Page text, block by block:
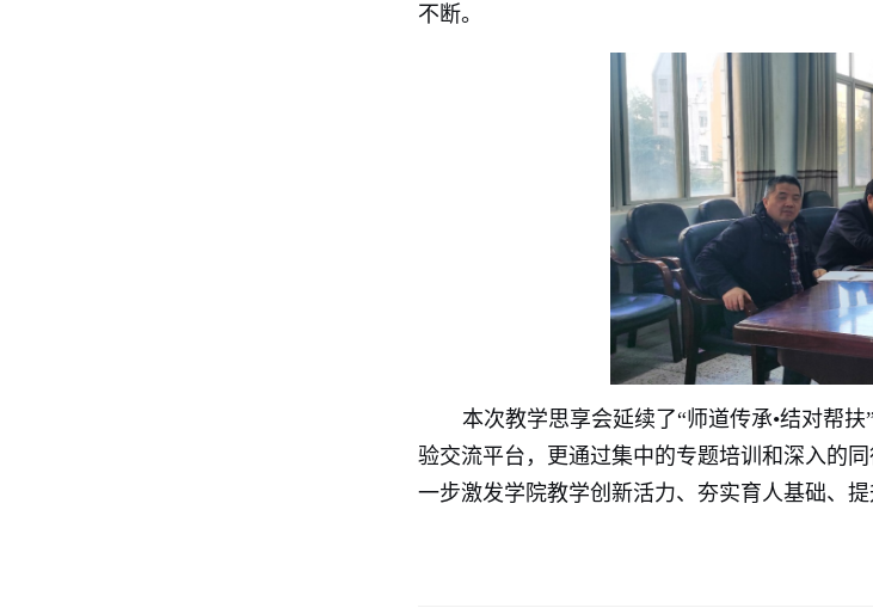
不断。
本次教学思享会延续了“师道传承•结对帮
验交流平台，更通过集中的专题培训和深入的
一步激发学院教学创新活力、夯实育人基础、